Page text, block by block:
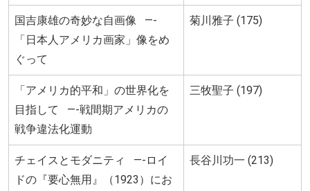
国吉康雄の奇妙な自画像 —-
「日本人アメリカ画家」像をめ
ぐって
菊川雅子 (175)
「アメリカ的平和」の世界化を
目指して —-戦間期アメリカの
戦争違法化運動
三牧聖子 (197)
チェイスとモダニティ —-ロイ
ドの『要心無用』（1923）にお
長谷川功一 (213)